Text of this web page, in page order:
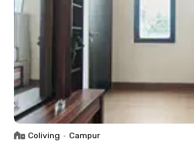
Coliving • Campur